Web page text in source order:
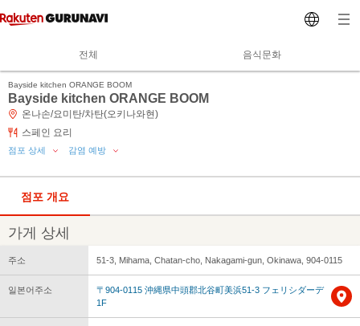
전체 음식문화
Bayside kitchen ORANGE BOOM
Bayside kitchen ORANGE BOOM
온나손/요미탄/차탄(오키나와현)
스페인 요리
점포 상세 감염 예방
점포 개요
가게 상세
주소 51-3, Mihama, Chatan-cho, Nakagami-gun, Okinawa, 904-0115
일본어주소
〒904-0115 沖縄県中頭郡北谷町美浜51-3 フェリシダーデ
1F